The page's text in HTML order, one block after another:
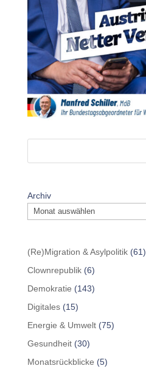
Archiv
(Re)Migration & Asylpolitik(61)
Clownrepublik(6)
Demokratie (143)
Digitales(15)
Energie & Umwelt(75)
Gesundheit(30)
Monatsrückblicke (5)